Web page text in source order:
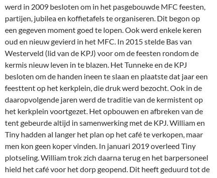
werd in 2009 besloten om in het pasgebouwde MFC feesten,
partijen, jubilea en koffietafels te organiseren. Dit begon op
een gegeven moment goed te lopen. Ook werd enkele keren
oud en nieuw gevierd in het MFC. In 2015 stelde Bas van
Westerveld (lid van de KPJ) voor om de feesten rondom de
kermis nieuw leven in te blazen. Het Tunneke en de KPJ
besloten om de handen ineen te slaan en plaatste dat jaar een
feesttent op het kerkplein, die druk werd bezocht. Ook in de
daaropvolgende jaren werd de traditie van de kermistent op
het kerkplein voortgezet. Het opbouwen en afbreken van de
tent gebeurde altijd in samenwerking met de KPJ. William en
Tiny hadden al langer het plan op het café te verkopen, maar
men kon geen koper vinden. In januari 2019 overleed Tiny
plotseling. William trok zich daarna terug en het barpersoneel
hield het café voor het dorp geopend. Dit heeft geduurd tot de